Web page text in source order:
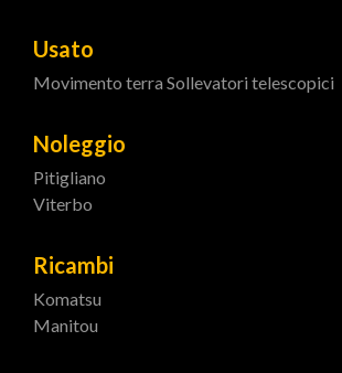
Usato
Movimento terra Sollevatori telescopici
Noleggio
Pitigliano
Viterbo
Ricambi
Komatsu
Manitou